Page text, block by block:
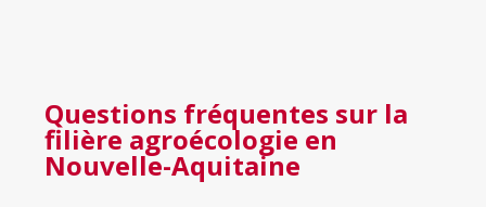
filière agroécologie en
Nouvelle-Aquitaine